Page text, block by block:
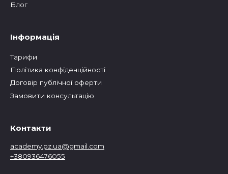
Блог
Інформація
Тарифи
Політика конфіденційності
Договір публічної оферти
Замовити консультацію
Контакти
academy.pz.ua@gmail.com
+380936476055